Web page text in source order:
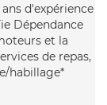
d'expérience
Dépendance
et la
de repas,
habillage*